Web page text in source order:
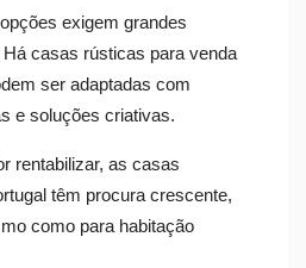
exigem grandes
casas rústicas para venda
ser adaptadas com
e soluções criativas.
rentabilizar, as casas
têm procura crescente,
como para habitação